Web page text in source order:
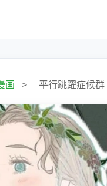
画 > 平行跳躍症候群